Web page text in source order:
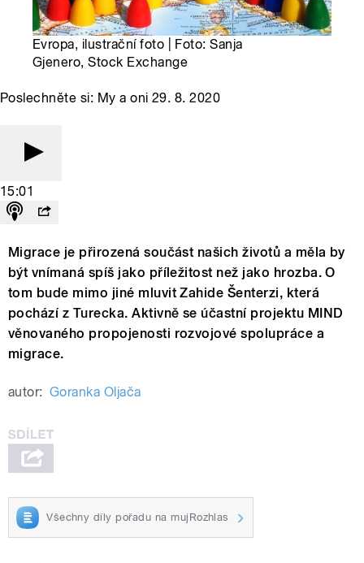
Evropa, ilustrační foto | Foto: Sanja
Gjenero, Stock Exchange
Poslechněte si: My a oni 29. 8. 2020
15:01
Migrace je přirozená součást našich životů a měla by
být vnímaná spíš jako příležitost než jako hrozba. O
tom bude mimo jiné mluvit Zahide Šenterzi, která
pochází z Turecka. Aktivně se účastní projektu MIND
věnovaného propojenosti rozvojové spolupráce a
migrace.
autor: Goranka Oljača
Všechny díly pořadu na mujRozhlas